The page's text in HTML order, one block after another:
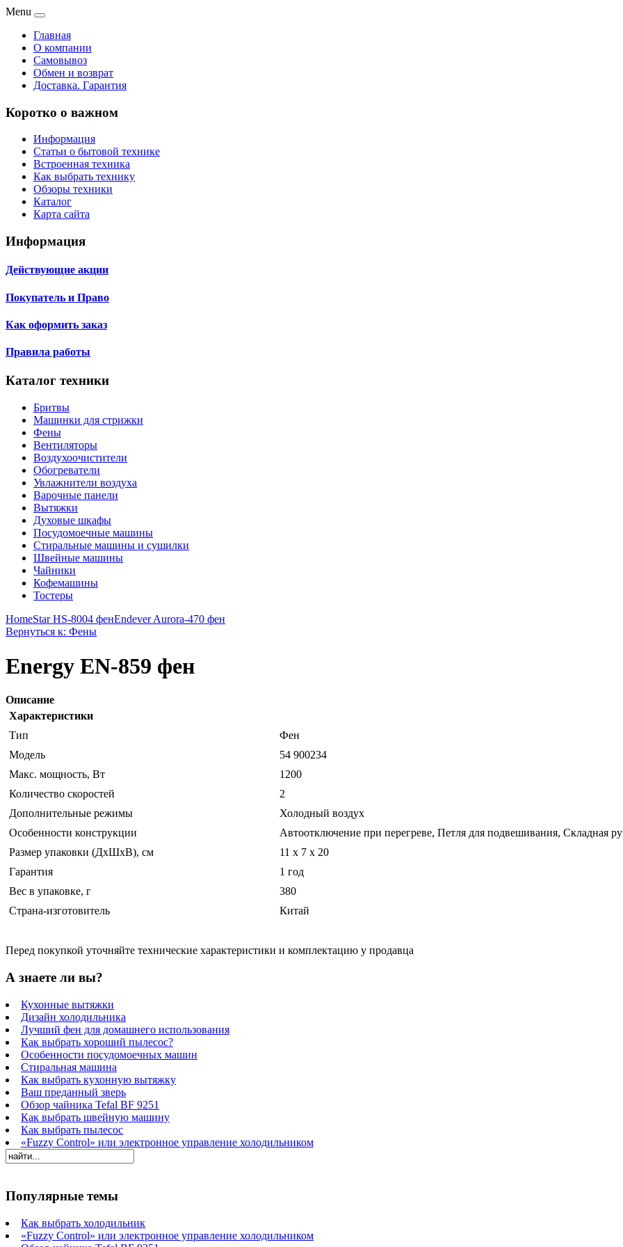
Menu
Главная
О компании
Самовывоз
Обмен и возврат
Доставка. Гарантия
Коротко о важном
Информация
Статьи о бытовой технике
Встроенная техника
Как выбрать технику
Обзоры техники
Каталог
Карта сайта
Информация
Действующие акции
Покупатель и Право
Как оформить заказ
Правила работы
Каталог техники
Бритвы
Машинки для стрижки
Фены
Вентиляторы
Воздухоочистители
Обогреватели
Увлажнители воздуха
Варочные панели
Вытяжки
Духовые шкафы
Посудомоечные машины
Стиральные машины и сушилки
Швейные машины
Чайники
Кофемашины
Тостеры
HomeStar HS-8004 фенEndever Aurora-470 фен
Вернуться к: Фены
Energy EN-859 фен
Описание
Характеристики
Тип
Фен
Модель
54 900234
Макс. мощность, Вт
1200
Количество скоростей
2
Дополнительные режимы
Холодный воздух
Особенности конструкции
Автоотключение при перегреве, Петля для подвешивания, Складная
Размер упаковки (ДхШхВ), см
11 x 7 x 20
Гарантия
1 год
Вес в упаковке, г
380
Страна-изготовитель
Китай
Перед покупкой уточняйте технические характеристики и комплектацию у продавца
А знаете ли вы?
Кухонные вытяжки
Дизайн холодильника
Лучший фен для домашнего использования
Как выбрать хороший пылесос?
Особенности посудомоечных машин
Стиральная машина
Как выбрать кухонную вытяжку
Ваш преданный зверь
Обзор чайника Tefal BF 9251
Как выбрать швейную машину
Как выбрать пылесос
«Fuzzy Control» или электронное управление холодильником
Популярные темы
Как выбрать холодильник
«Fuzzy Control» или электронное управление холодильником